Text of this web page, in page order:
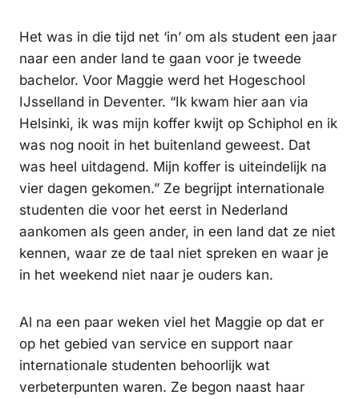
Het was in die tijd net ‘in’ om als student een jaar
naar een ander land te gaan voor je tweede
bachelor. Voor Maggie werd het Hogeschool
IJsselland in Deventer. “Ik kwam hier aan via
Helsinki, ik was mijn koffer kwijt op Schiphol en ik
was nog nooit in het buitenland geweest. Dat
was heel uitdagend. Mijn koffer is uiteindelijk na
vier dagen gekomen.” Ze begrijpt internationale
studenten die voor het eerst in Nederland
aankomen als geen ander, in een land dat ze niet
kennen, waar ze de taal niet spreken en waar je
in het weekend niet naar je ouders kan.
Al na een paar weken viel het Maggie op dat er
op het gebied van service en support naar
internationale studenten behoorlijk wat
verbeterpunten waren. Ze begon naast haar